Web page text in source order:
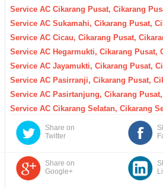
Service AC Cikarang Pusat, Cikarang
Service AC Sukamahi, Cikarang Pusat,
Service AC Cicau, Cikarang Pusat,
Service AC Hegarmukti, Cikarang Pusat,
Service AC Jayamukti, Cikarang Pusat,
Service AC Pasirranji, Cikarang Pusat,
Service AC Pasirtanjung, Cikarang
Service AC Cikarang Selatan, Cikarang
Share on
Twitter
Share on
Google+